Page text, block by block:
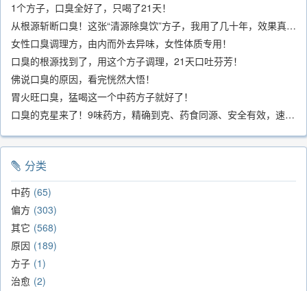
1个方子，口臭全好了，只喝了21天！
从根源斩断口臭！这张“清源除臭饮”方子，我用了几十年，效果真不错
女性口臭调理方，由内而外去异味，女性体质专用！
口臭的根源找到了，用这个方子调理，21天口吐芬芳！
佛说口臭的原因，看完恍然大悟！
胃火旺口臭，猛喝这一个中药方子就好了！
口臭的克星来了！9味药方，精确到克、药食同源、安全有效，速看！
分类
中药 65
偏方 303
其它 568
原因 189
方子 1
治愈 2